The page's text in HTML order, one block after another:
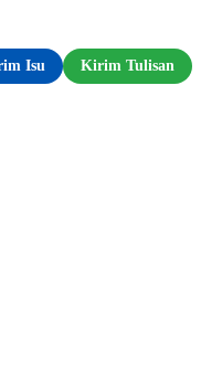
Isu
Kirim Tulisan